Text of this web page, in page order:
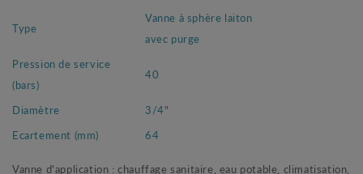
Type
Vanne à sphère laiton
avec purge
Pression de service
(bars)
40
Diamètre
3/4"
Ecartement (mm)
64
Vanne d'application : chauffage sanitaire, eau potable, climatisation,